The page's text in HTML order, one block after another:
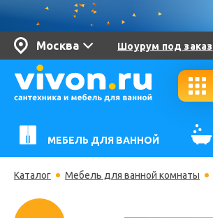
Москва Шоурум под заказ
МЕБЕЛЬ ДЛЯ ВАННОЙ
Каталог Мебель для ванной комнаты